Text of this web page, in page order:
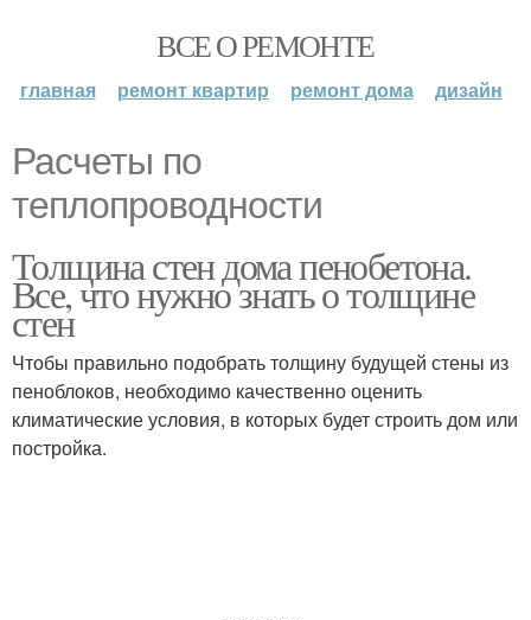
ВСЕ О РЕМОНТЕ
главная ремонт квартир ремонт дома дизайн
Расчеты по
теплопроводности
Толщина стен дома пенобетона.
Все, что нужно знать о толщине
стен
Чтобы правильно подобрать толщину будущей стены из
пеноблоков, необходимо качественно оценить
климатические условия, в которых будет строить дом или
постройка.